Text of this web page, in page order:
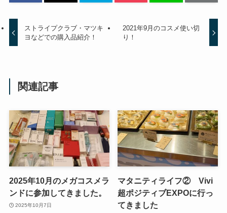
ストライプクラブ・マツキ
ヨなどでの購入品紹介！
2021年9月のコスメ使い切
り！
関連記事
2025年10月のメガコスメラ
ンドに参加してきました。
2025年10月7日
マタニティライフ② Vivi
超ポジティブEXPOに行っ
てきました